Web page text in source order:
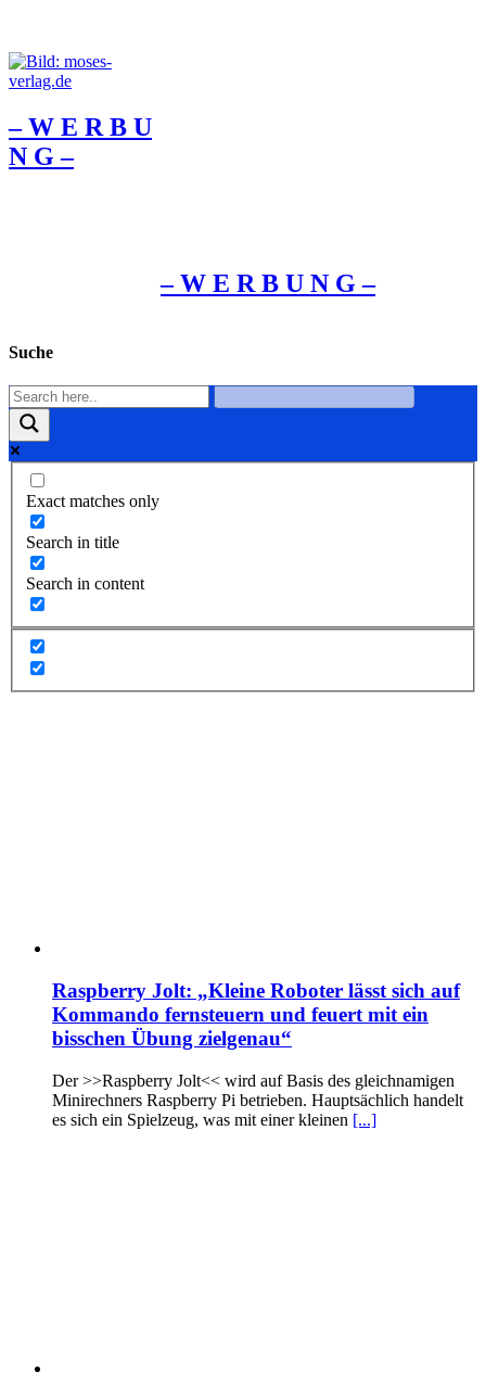
– W Ε R Β U
Ν G –
– W Ε R Β U Ν G –
Suche
Exact matches only
Search in title
Search in content
Raspberry Jolt: „Kleine Roboter lässt sich auf
Kommando fernsteuern und feuert mit ein
bisschen Übung zielgenau“
Der >>Raspberry Jolt<< wird auf Basis des gleichnamigen
Minirechners Raspberry Pi betrieben. Hauptsächlich handelt
es sich ein Spielzeug, was mit einer kleinen [...]